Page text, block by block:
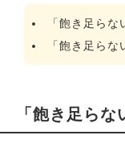
「飽き足ら
「飽き足ら
「飽き足ら